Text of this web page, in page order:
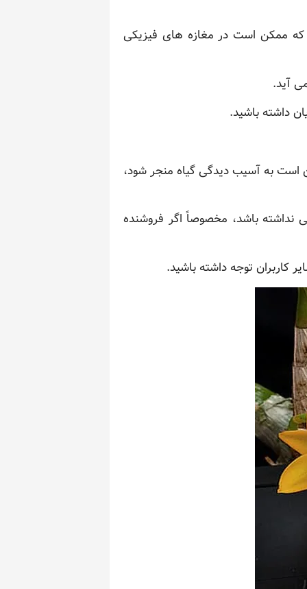
که ممکن است در مغازه های فیزیکی
آید.
داشته باشید.
است به آسیب دیدگی گیاه منجر شود،
نداشته باشد، مخصوصاً اگر فروشنده
کاربران توجه داشته باشید.